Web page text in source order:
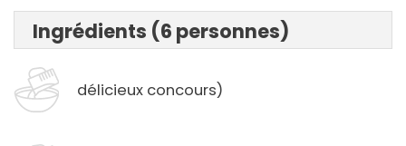
Ingrédients (6 personnes)
délicieux concours)